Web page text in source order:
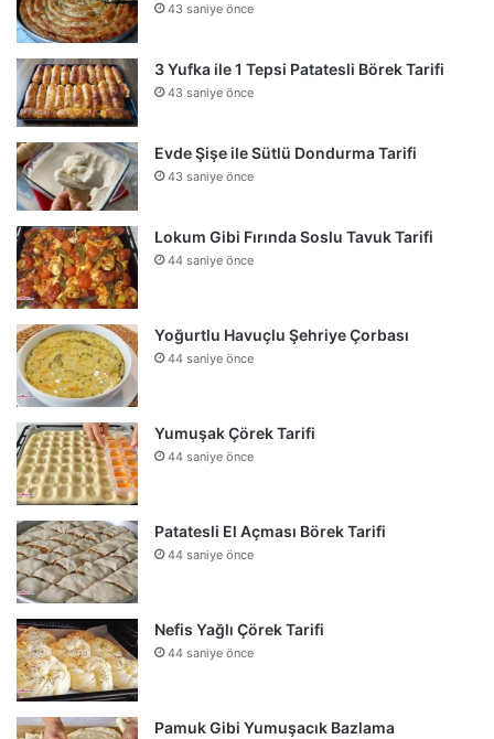
43 saniye önce
3 Yufka ile 1 Tepsi Patatesli Börek Tarifi
43 saniye önce
Evde Şişe ile Sütlü Dondurma Tarifi
43 saniye önce
Lokum Gibi Fırında Soslu Tavuk Tarifi
44 saniye önce
Yoğurtlu Havuçlu Şehriye Çorbası
44 saniye önce
Yumuşak Çörek Tarifi
44 saniye önce
Patatesli El Açması Börek Tarifi
44 saniye önce
Nefis Yağlı Çörek Tarifi
44 saniye önce
Pamuk Gibi Yumuşacık Bazlama